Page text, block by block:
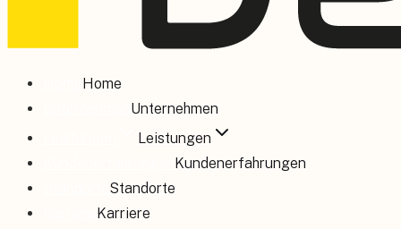
Home
Unternehmen
Leistungen
Kundenerfahrungen
Standorte
Karriere